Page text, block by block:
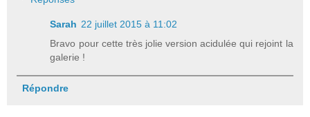
Sarah 22 juillet 2015 à 11:02
Bravo pour cette très jolie version acidulée qui rejoint la
galerie !
Répondre